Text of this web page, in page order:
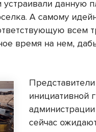
данную
А самому
всем
время на нем,
инициативной
сейчас